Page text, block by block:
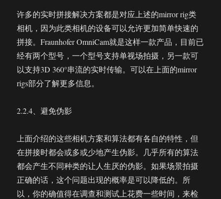
许多的实时拼接解决方案都是对应上述的mirror rig类
相机，因为此类相机的设备可以允许更加简单快速的
拼接。Fraunhofer OmniCam就是这样一款产品，目前已
经有两个型号，一个型号支持单视场拍摄，另一款可
以支持3D 360°串流的实时传输。可以在上面的mirror
rigs部分了解更多信息。
2.2.4、避免伪影
上面介绍的这些相机方案和算法都有各自的特性，但
在拼接时都会或多或少地产生伪影。几乎所有的算法
都会产生不同种类的让人生厌的伪影。如果场景拍摄
正确的话，这个问题出现的概率是可以降低的。所
以，你的确值得在调查和测试上花费一些时间，来检